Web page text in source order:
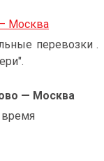
Москва
перевозки .
— Москва
время